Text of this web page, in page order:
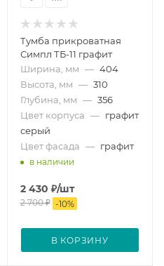
Тумба прикроватная
Симпл ТБ-11 графит
Ширина, мм — 404
Высота, мм — 310
Глубина, мм — 356
Цвет корпуса — графит
серый
Цвет фасада — графит
в наличии
2 430 ₽/шт
2 700₽ -10%
В КОРЗИНУ